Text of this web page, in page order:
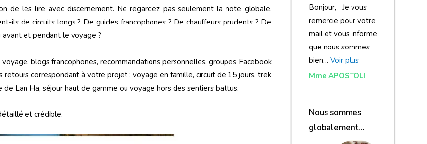
de les lire avec discernement. Ne regardez pas seulement la note globale.
ils de circuits longs ? De guides francophones ? De chauffeurs prudents ? De
avant et pendant le voyage ?
blogs francophones, recommandations personnelles, groupes Facebook
retours correspondant à votre projet : voyage en famille, circuit de 15 jours, trek
Lan Ha, séjour haut de gamme ou voyage hors des sentiers battus.
et crédible.
Bonjour, Je vous
remercie pour votre
mail et vous informe
que nous sommes
bien… Voir plus
Mme APOSTOLI
Nous sommes
globalement